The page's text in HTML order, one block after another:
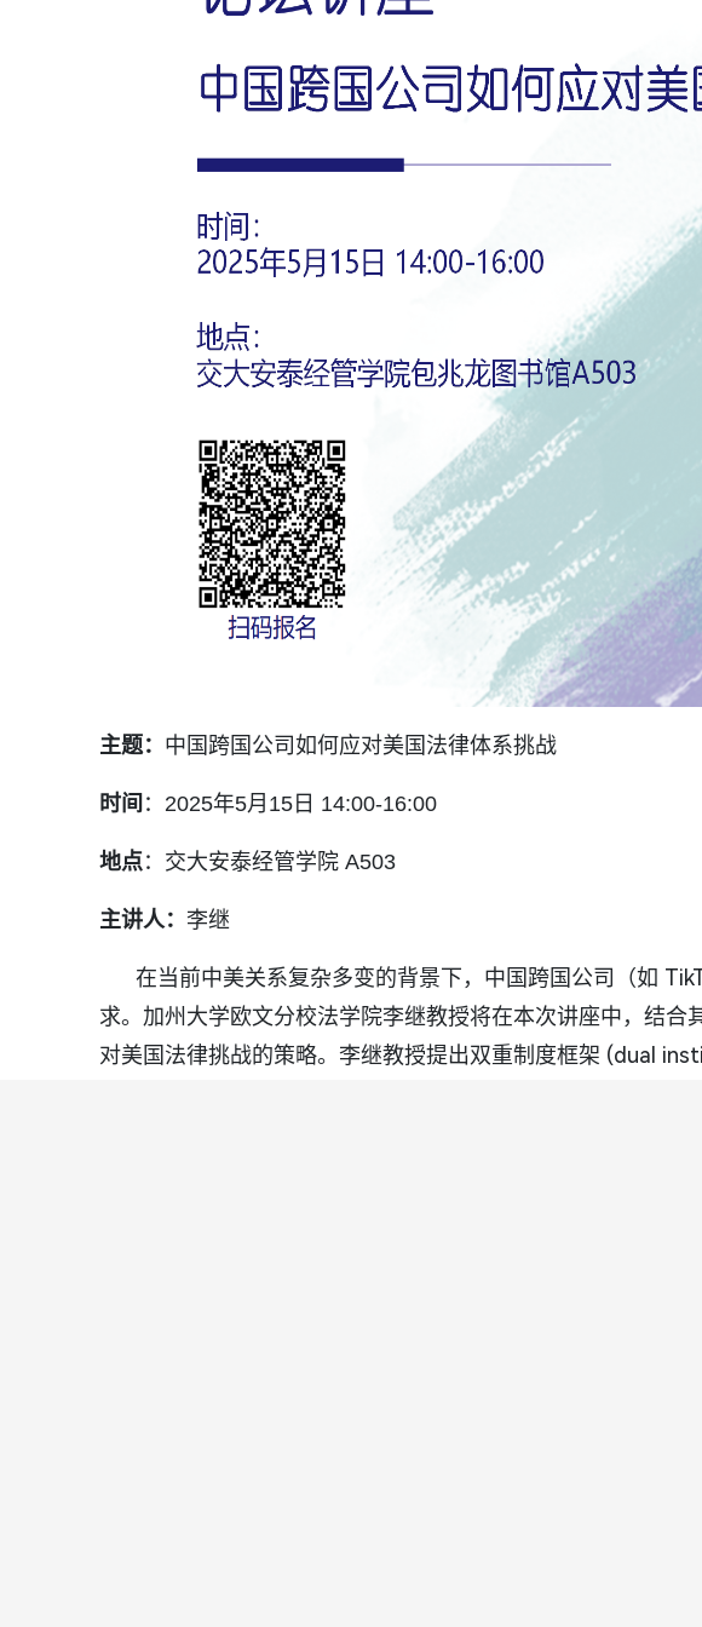
主题： 中国跨国公司如何应对美国法律体系挑战
时间 ：2025年5月15日 14:00-16:00
地点： 交大安泰经管学院 A503
主讲人： 李继
在当前中美关系复杂多变的背景下，中国跨国公司（如
求。加州大学欧文分校法学院李继教授将在本次讲座中，结
对美国法律挑战的策略。李继教授提出双重制度框架 (dual